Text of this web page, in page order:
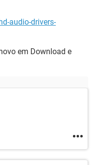
audio-drivers-
em Download e